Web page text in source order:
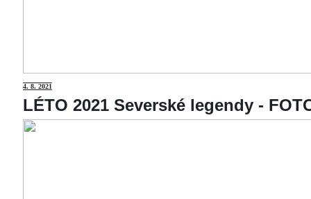
4. 8. 2021
LÉTO 2021 Severské legendy -